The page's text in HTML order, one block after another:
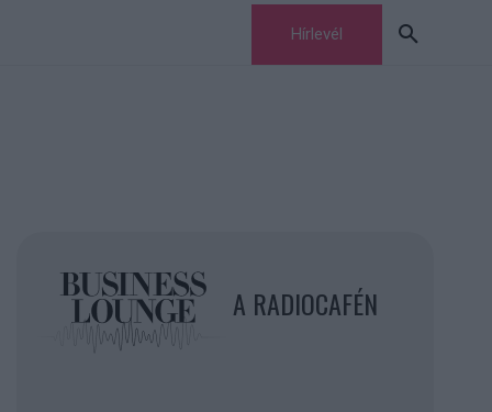
Hírlevél
A RADIOCAFÉN